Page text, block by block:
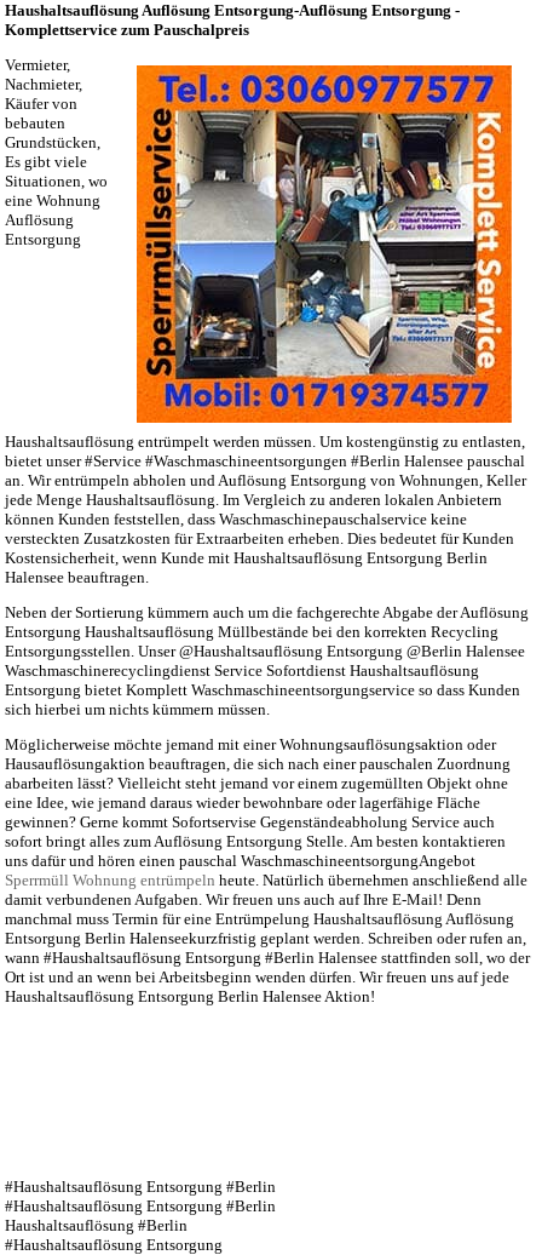
Haushaltsauflösung Auflösung Entsorgung-Auflösung Entsorgung -
Komplettservice zum Pauschalpreis
Vermieter,
Nachmieter,
Käufer von
bebauten
Grundstücken,
Es gibt viele
Situationen, wo
eine Wohnung
Auflösung
Entsorgung
Haushaltsauflösung entrümpelt werden müssen. Um kostengünstig zu entlasten,
bietet unser #Service #Waschmaschineentsorgungen #Berlin Halensee pauschal
an. Wir entrümpeln abholen und Auflösung Entsorgung von Wohnungen, Keller
jede Menge Haushaltsauflösung. Im Vergleich zu anderen lokalen Anbietern
können Kunden feststellen, dass Waschmaschinepauschalservice keine
versteckten Zusatzkosten für Extraarbeiten erheben. Dies bedeutet für Kunden
Kostensicherheit, wenn Kunde mit Haushaltsauflösung Entsorgung Berlin
Halensee beauftragen.
Neben der Sortierung kümmern auch um die fachgerechte Abgabe der Auflösung
Entsorgung Haushaltsauflösung Müllbestände bei den korrekten Recycling
Entsorgungsstellen. Unser @Haushaltsauflösung Entsorgung @Berlin Halensee
Waschmaschinerecyclingdienst Service Sofortdienst Haushaltsauflösung
Entsorgung bietet Komplett Waschmaschineentsorgungservice so dass Kunden
sich hierbei um nichts kümmern müssen.
Möglicherweise möchte jemand mit einer Wohnungsauflösungsaktion oder
Hausauflösungaktion beauftragen, die sich nach einer pauschalen Zuordnung
abarbeiten lässt? Vielleicht steht jemand vor einem zugemüllten Objekt ohne
eine Idee, wie jemand daraus wieder bewohnbare oder lagerfähige Fläche
gewinnen? Gerne kommt Sofortservise Gegenständeabholung Service auch
sofort bringt alles zum Auflösung Entsorgung Stelle. Am besten kontaktieren
uns dafür und hören einen pauschal WaschmaschineentsorgungAngebot
Sperrmüll Wohnung entrümpeln heute. Natürlich übernehmen anschließend alle
damit verbundenen Aufgaben. Wir freuen uns auch auf Ihre E-Mail! Denn
manchmal muss Termin für eine Entrümpelung Haushaltsauflösung Auflösung
Entsorgung Berlin Halenseekurzfristig geplant werden. Schreiben oder rufen an,
wann #Haushaltsauflösung Entsorgung #Berlin Halensee stattfinden soll, wo der
Ort ist und an wenn bei Arbeitsbeginn wenden dürfen. Wir freuen uns auf jede
Haushaltsauflösung Entsorgung Berlin Halensee Aktion!
#Haushaltsauflösung Entsorgung #Berlin
#Haushaltsauflösung Entsorgung #Berlin
Haushaltsauflösung #Berlin
#Haushaltsauflösung Entsorgung